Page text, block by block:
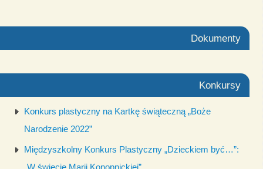
Dokumenty
Konkursy
Konkurs plastyczny na Kartkę świąteczną „Boże
Narodzenie 2022”
Międzyszkolny Konkurs Plastyczny „Dzieckiem być…”:
„W świecie Marii Konopnickiej”.